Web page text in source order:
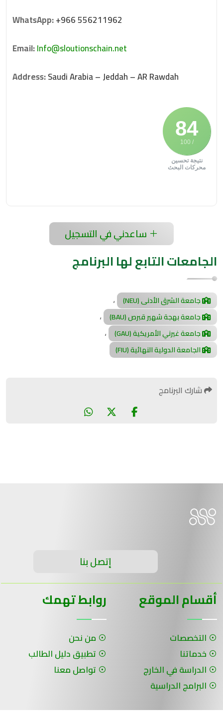
WhatsApp:+966 556211962
Email:Info@sloutionschain.net
Address:Saudi Arabia – Jeddah – AR Rawdah
84
/ 100
نتيجة تحسين
محركات البحث
ساعدني في التسجيل
الجامعات التابع لها البرنامج
جامعة الشرق الأدنى (NEU) ،
جامعة بهجة شهير قبرص (BAU) ،
جامعة غيرني الأمريكية (GAU) ،
الجامعة الدولية النهائية (FIU)
شارك البرنامج
إتصل بنا
أقسام الموقع
التخصصات
خدماتنا
الدراسة في الخارج
البرامج الدراسية
روابط تهمك
من نحن
تطبيق دليل الطالب
تواصل معنا